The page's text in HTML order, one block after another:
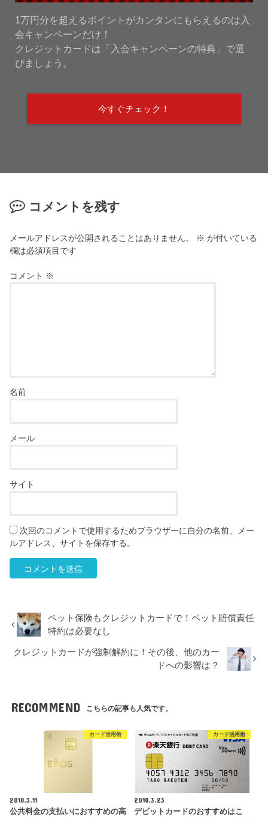
1万円分を超えるポイントがカンタンにもらえるのは入
会キャンペーンだけ！
クレジットカードは「入会キャンペーンの特典」で選
びましょう。
今すぐチェック！
コメントを残す
メールアドレスが公開されることはありません。 ※ が付いている
欄は必須項目です
コメント ※
名前
メール
サイト
次回のコメントで使用するためブラウザーに自分の名前、メー
ルアドレス、サイトを保存する。
ペット保険もクレジットカードで！ペット賠償責任
特約は必要なし
クレジットカードが強制解約に！その後、他のカー
ドへの影響は？
RECOMMEND こちらの記事も人気です。
カード活用術
2018.3.11
公共料金の支払いにおすすめの高
カード活用術
2018.3.23
デビットカードのおすすめはこ